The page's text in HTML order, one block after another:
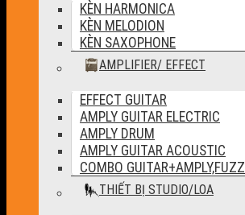
KÈN HARMONICA
KÈN MELODION
KÈN SAXOPHONE
AMPLIFIER/ EFFECT
EFFECT GUITAR
AMPLY GUITAR ELECTRIC
AMPLY DRUM
AMPLY GUITAR ACOUSTIC
COMBO GUITAR+AMPLY,FUZZ
THIẾT BỊ STUDIO/LOA